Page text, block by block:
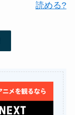
読める?